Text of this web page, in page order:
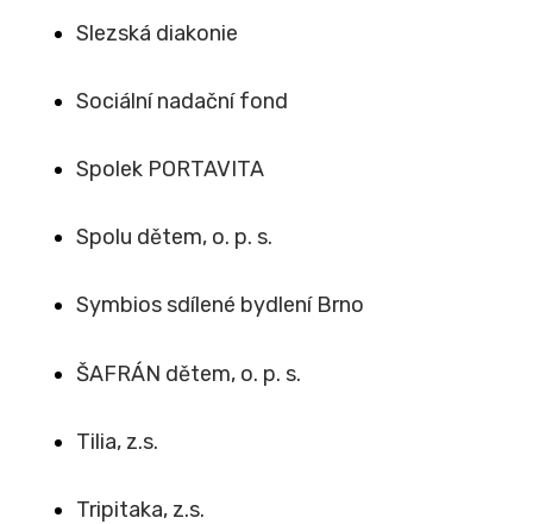
Slezská diakonie
Sociální nadační fond
Spolek PORTAVITA
Spolu dětem, o. p. s.
Symbios sdílené bydlení Brno
ŠAFRÁN dětem, o. p. s.
Tilia, z.s.
Tripitaka, z.s.